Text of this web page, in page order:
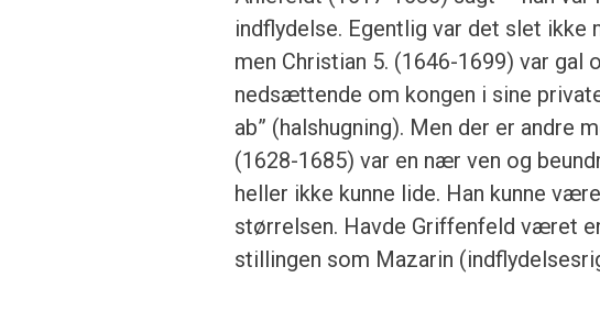
indflydelse. Egentlig var det slet
men Christian 5. (1646-1699) var gal
nedsættende om kongen i sine
ab” (halshugning). Men der er andre
(1628-1685) var en nær ven og
heller ikke kunne lide. Han kunne
størrelsen. Havde Griffenfeld været
stillingen som Mazarin